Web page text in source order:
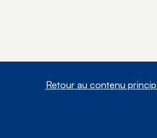
Retour au contenu